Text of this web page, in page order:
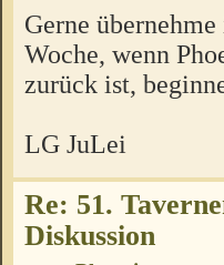
Gerne
Woche, wenn
zurück ist,
LG JuLei
Re: 51.
Diskussion